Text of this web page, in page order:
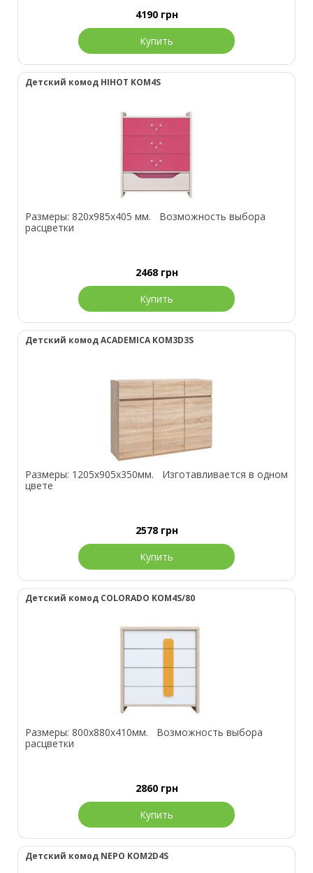
4190 грн
Купить
Детский комод HIHOT KOM4S
Размеры: 820х985х405 мм. Возможность выбора
расцветки
2468 грн
Купить
Детский комод ACADEMICA KOM3D3S
Размеры: 1205х905х350мм. Изготавливается в одном
цвете
2578 грн
Купить
Детский комод COLORADO KOM4S/80
Размеры: 800х880х410мм. Возможность выбора
расцветки
2860 грн
Купить
Детский комод NEPO KOM2D4S